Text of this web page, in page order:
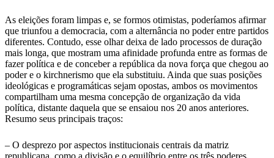
As eleições foram limpas e, se formos otimistas, poderíamos afirmar
que triunfou a democracia, com a alternância no poder entre partidos
diferentes. Contudo, esse olhar deixa de lado processos de duração
mais longa, que mostram uma afinidade profunda entre as formas de
fazer política e de conceber a república da nova força que chegou ao
poder e o kirchnerismo que ela substituiu. Ainda que suas posições
ideológicas e programáticas sejam opostas, ambos os movimentos
compartilham uma mesma concepção de organização da vida
política, distante daquela que se ensaiou nos 20 anos anteriores.
Resumo seus principais traços:
– O desprezo por aspectos institucionais centrais da matriz